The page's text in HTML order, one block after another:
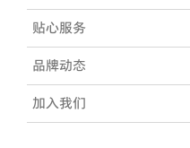
贴心服务
品牌动态
加入我们